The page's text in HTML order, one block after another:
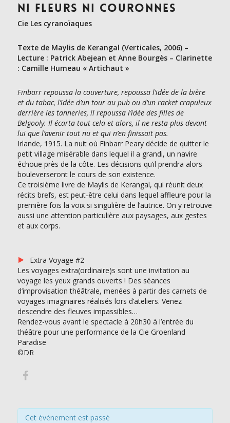
NI FLEURS NI COURONNES
Cie Les cyranoïaques
Texte de Maylis de Kerangal (Verticales, 2006) –
Lecture : Patrick Abejean et Anne Bourgès – Clarinette
: Camille Humeau « Artichaut »
Finbarr repoussa la couverture, repoussa l’idée de la bière
et du tabac, l’idée d’un tour au pub ou d’un racket crapuleux
derrière les tanneries, il repoussa l’idée des filles de
Belgooly. Il écarta tout cela et alors, il ne resta plus devant
lui que l’avenir tout nu et qui n’en finissait pas.
Irlande, 1915. La nuit où Finbarr Peary décide de quitter le
petit village misérable dans lequel il a grandi, un navire
échoue près de la côte. Les décisions qu’il prendra alors
bouleverseront le cours de son existence.
Ce troisième livre de Maylis de Kerangal, qui réunit deux
récits brefs, est peut-être celui dans lequel affleure pour la
première fois la voix si singulière de l’autrice. On y retrouve
aussi une attention particulière aux paysages, aux gestes
et aux corps.
Extra Voyage #2
Les voyages extra(ordinaire)s sont une invitation au
voyage les yeux grands ouverts ! Des séances
d’improvisation théâtrale, menées à partir des carnets de
voyages imaginaires réalisés lors d’ateliers. Venez
descendre des fleuves impassibles…
Rendez-vous avant le spectacle à 20h30 à l’entrée du
théâtre pour une performance de la Cie Groenland
Paradise
©DR
Cet évènement est passé